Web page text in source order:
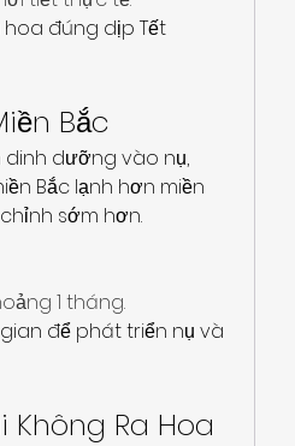
đúng dịp Tết
Bắc
dưỡng vào nụ,
Bắc lạnh hơn miền
sớm hơn.
1 tháng.
để phát triển nụ và
Không Ra Hoa